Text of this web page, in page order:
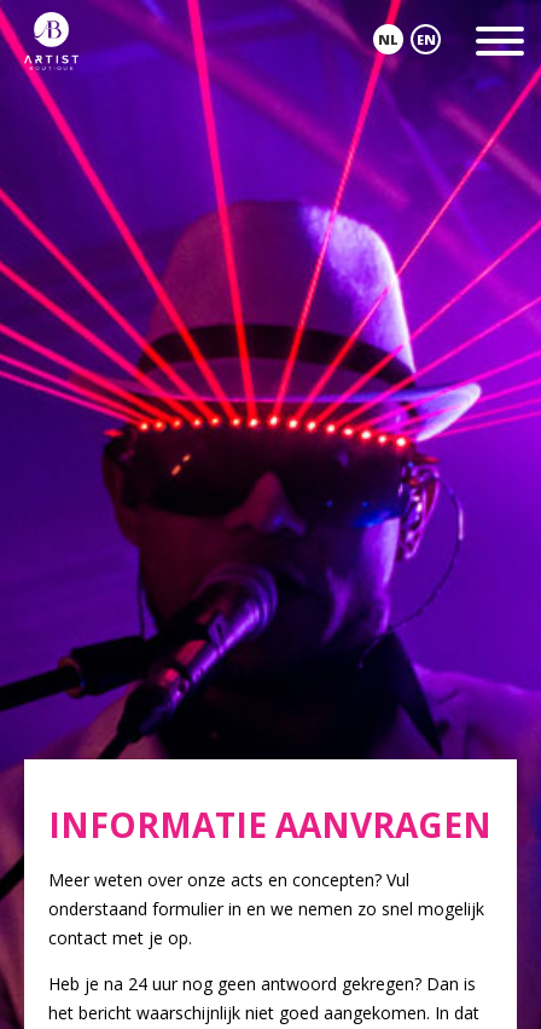
NL EN
INFORMATIE AANVRAGEN
Meer weten over onze acts en concepten? Vul
onderstaand formulier in en we nemen zo snel mogelijk
contact met je op.
Heb je na 24 uur nog geen antwoord gekregen? Dan is
het bericht waarschijnlijk niet goed aangekomen. In dat